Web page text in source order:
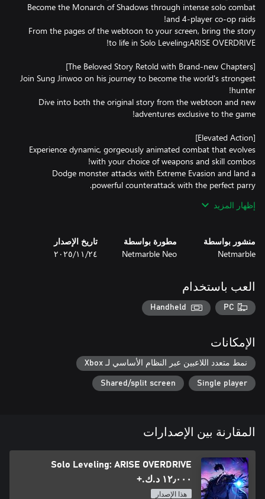
Become the Monarch of Shadows through intense solo combat
From the pages of the webtoon to your screen, bring the story
Join Sung Jinwoo on his journey to become the world's strongest
Dive into both the original story from the webtoon and new
Experience dynamic, gorgeously animated combat that evolves
Dodge monster attacks with Extreme Evasion and land a
Overwhelm the battlefield with abilities unlocked through your
succeeding Ashborn and growing through a Monarch Awakening
Choose between fighting as Jinwoo or as a party of other
Kasaka's Venom Fang and the Demon King's Daggers!
إظهار المزيد
منشور بواسطة
Netmarble
مطورة بواسطة
Netmarble Neo
تاريخ الإصدار
٢٤‏/١١‏/٢٠٢٥
العب باستخدام
PC
Handheld
الإمكانات
نمط متعدد اللاعبين عبر النظام الأساسي لـ Xbox
Single player
Shared/split screen
المقارنة بين الإصدارات
Solo Leveling: ARISE OVERDRIVE
١٢٫٠٠٠ د.ك.‏+
هذا الإصدار